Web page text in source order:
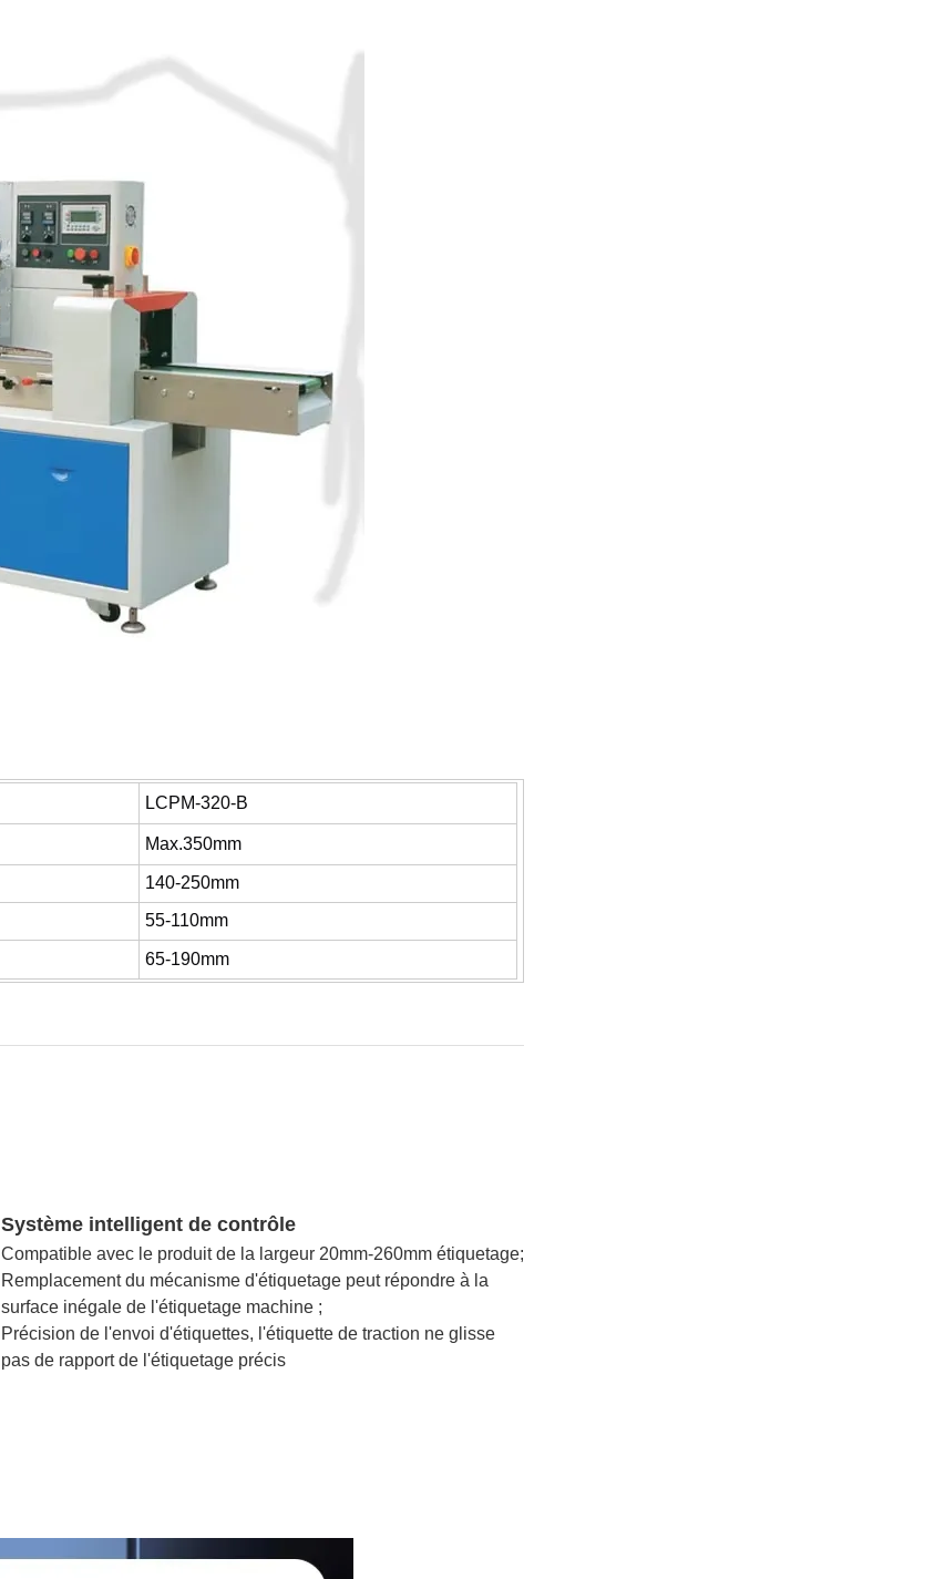
LCPM-320-B
Max.350mm
140-250mm
55-110mm
65-190mm
Système intelligent de contrôle
Compatible avec le produit de la largeur 20mm-260mm étiquetage;
Remplacement du mécanisme d'étiquetage peut répondre à la
surface inégale de l'étiquetage machine ;
Précision de l'envoi d'étiquettes, l'étiquette de traction ne glisse
pas de rapport de l'étiquetage précis